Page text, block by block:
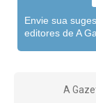
Envie sua
editores de A
A